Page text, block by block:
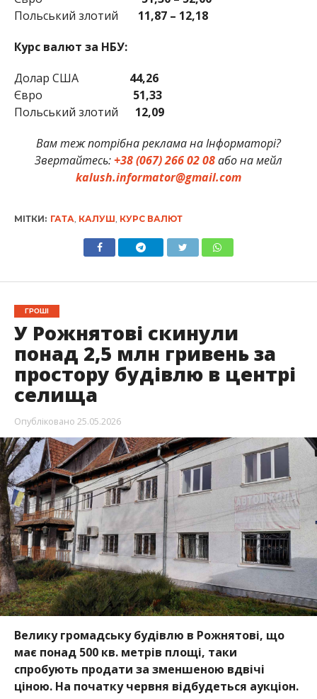
Польський злотий 11,87 – 12,18
Курс валют за НБУ:
Долар США44,26
Євро 51,33
Польський злотий 12,09
Вам теж потрібна реклама на Інформаторі?
Звертайтесь:+38 (067) 266 02 08або на мейл
kalush.informator@gmail.com
МІТКИ: ГАТА КАЛУШ КУРС ВАЛЮТ
ГРОШІ
У Рожнятові скинули
понад 2,5 млн гривень за
простору будівлю в центрі
селища
Опубліковано 25.05.2026
Велику громадську будівлю в Рожнятові, що
має понад 500 кв. метрів площі, таки
спробують продати за зменшеною вдвічі
ціною. На початку червня відбудеться аукціон.